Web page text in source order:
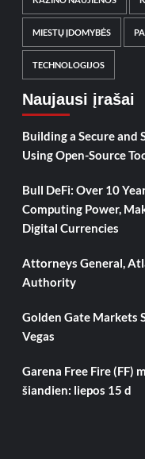
MIESTŲ ĮDOMYBĖS
TECHNOLOGIJOS
Naujausi įrašai
Building a Secure and
Using Open-Source
Bull DeFi: Over 10
Computing Power,
Digital Currencies
Attorneys General,
Authority
Golden Gate Markets
Vegas
Garena Free Fire (FF)
šiandien: liepos 15 d